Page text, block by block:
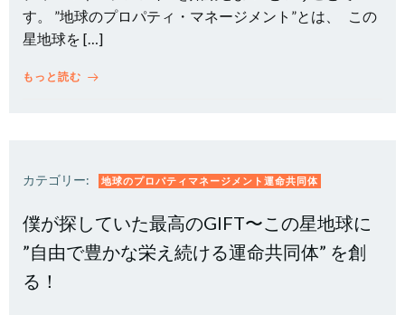
す。 ”地球のプロパティ・マネージメント”とは、 この
星地球を […]
もっと読む
カテゴリー: 地球のプロパティマネージメント運命共同体
僕が探していた最高のGIFT〜この星地球に
”自由で豊かな栄え続ける運命共同体” を創
る！